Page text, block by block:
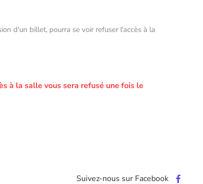
d'un billet, pourra se voir refuser l'accès à la
à la salle vous sera refusé une fois le
Suivez-nous sur Facebook